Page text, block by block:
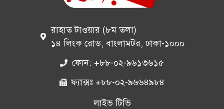
রাহাত টাওয়ার (৮ম তলা)
১৪ লিংক রোড, বাংলামটর, ঢাকা-১০০০
ফোন: +৮৮-০২-৯৬১৩৬১৫
ফ্যাক্সঃ +৮৮-০২-৯৬৬৪৯৮৪
লাইভ টিভি